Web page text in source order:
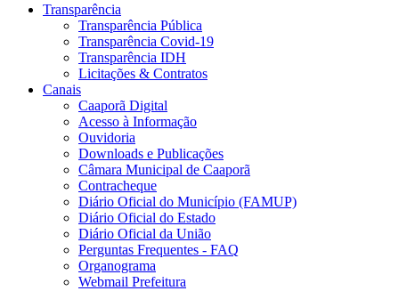
Transparência
Transparência Pública
Transparência Covid-19
Transparência IDH
Licitações & Contratos
Canais
Caaporã Digital
Acesso à Informação
Ouvidoria
Downloads e Publicações
Câmara Municipal de Caaporã
Contracheque
Diário Oficial do Município (FAMUP)
Diário Oficial do Estado
Diário Oficial da União
Perguntas Frequentes - FAQ
Organograma
Webmail Prefeitura